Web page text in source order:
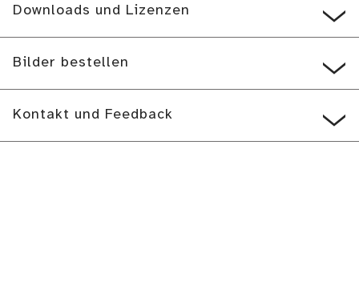
Downloads und Lizenzen
Bilder bestellen
Kontakt und Feedback